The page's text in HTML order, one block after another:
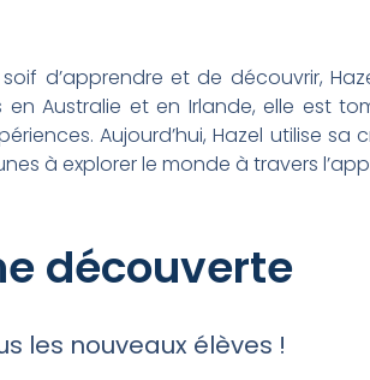
d’apprendre et de découvrir,
en Australie et en Irlande, elle est
Aujourd’hui, Hazel utilise
à explorer le monde à travers
découverte
les nouveaux élèves !